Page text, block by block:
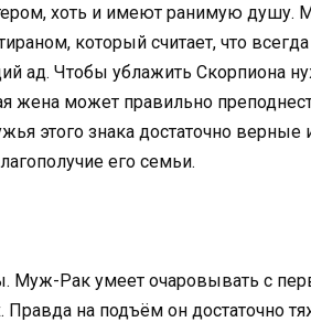
хоть и имеют ранимую душу.
который считает, что
ад. Чтобы ублажить Скорпиона
жена может правильно
этого знака достаточно верные
его семьи.
Муж-Рак умеет очаровывать с
Правда на подъём он достаточно